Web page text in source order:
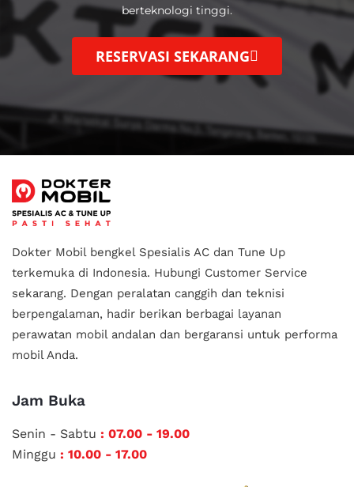
berteknologi tinggi.
RESERVASI SEKARANG
Dokter Mobil bengkel Spesialis AC dan Tune Up
terkemuka di Indonesia. Hubungi Customer Service
sekarang. Dengan peralatan canggih dan teknisi
berpengalaman, hadir berikan berbagai layanan
perawatan mobil andalan dan bergaransi untuk performa
mobil Anda.
Jam Buka
Senin - Sabtu : 07.00 - 19.00
Minggu : 10.00 - 17.00